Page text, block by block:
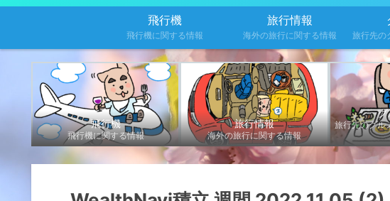
飛行機
飛行機に関する情報
旅行情報
海外の旅行に関する情報
飛行機
飛行機に関する情報
旅行情報
海外の旅行に関する情報
旅行先のグル